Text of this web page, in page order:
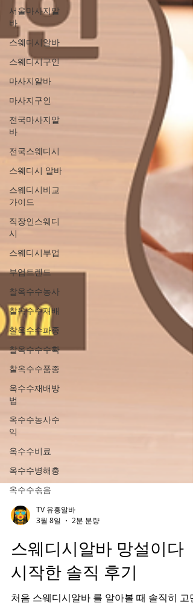
서울마사지알
바
스웨디시알바
스웨디시구인
마사지알바
마사지구인
전국마사지알
바
전국스웨디시
스웨디시 알바
스웨디시비교
가이드
직장인스웨디
시
스웨디시부업
부업트렌드
찰옥수수농사
찰옥수수재배
찰옥수수파종
찰옥수수수확
찰옥수수품종
옥수수재배방
법
옥수수농사수
익
옥수수비료
옥수수병해충
옥수수솎음
3월 8일
2분 분량
스웨디시알바 망설이다
시작한 솔직 후기